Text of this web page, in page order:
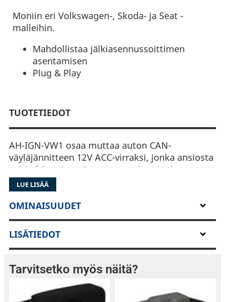
Moniin eri Volkswagen-, Skoda- ja Seat -
malleihin.
Mahdollistaa jälkiasennussoittimen
asentamisen
Plug & Play
TUOTETIEDOT
AH-IGN-VW1 osaa muttaa auton CAN-
väyläjännitteen 12V ACC-virraksi, jonka ansiosta
soitin käynnistyy ja sammuu virta-avaimen
ohjaamana, kuten auton alkuperäinenkin soitin.
AH-IGN-VW1 on Plug & Play asennettava, eikä
vaadi muokkauksia auton alkuperäisiin
johdotuksiin. Quadlock-liitin sopii auton
Quadlock-liittimeen ja ISO-liittimet yhdistetään
jälkiasennussoittimeen.
VAG-konsernin autot vaativat usein
LUE LISÄÄ
OMINAISUUDET
LISÄTIEDOT
Tarvitsetko myös näitä?